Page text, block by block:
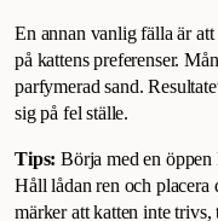
En annan vanlig fälla är
på kattens preferenser.
parfymerad sand.
sig på fel ställe.
Tips: Börja med en
Håll lådan ren och
märker att katten inte trivs,